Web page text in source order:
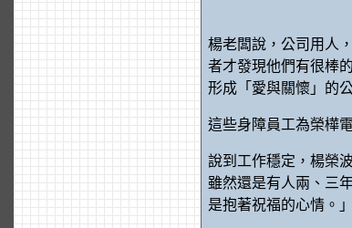
楊老闆說，公司用人
者才發現他們有很棒
形成「愛與關懷」的
這些身障員工為榮樺
說到工作穩定，楊榮
雖然還是有人兩、三
是抱著祝福的心情。